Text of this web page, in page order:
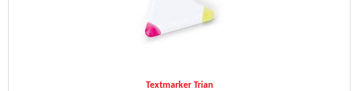
Textmarker Trian